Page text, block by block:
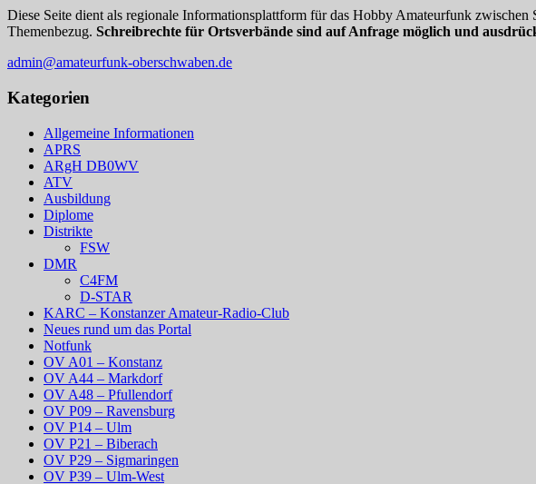
Diese Seite dient als regionale Informationsplattform für das Hobby Amateurfunk
Themenbezug. Schreibrechte für Ortsverbände sind auf Anfrage möglich und
admin@amateurfunk-oberschwaben.de
Kategorien
Allgemeine Informationen
APRS
ARgH DB0WV
ATV
Ausbildung
Diplome
Distrikte
FSW
DMR
C4FM
D-STAR
KARC – Konstanzer Amateur-Radio-Club
Neues rund um das Portal
Notfunk
OV A01 – Konstanz
OV A44 – Markdorf
OV A48 – Pfullendorf
OV P09 – Ravensburg
OV P14 – Ulm
OV P21 – Biberach
OV P29 – Sigmaringen
OV P39 – Ulm-West